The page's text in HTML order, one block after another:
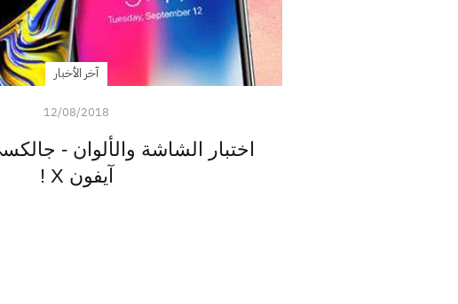
آخر الأخبار
12/08/2018
آيفون X !